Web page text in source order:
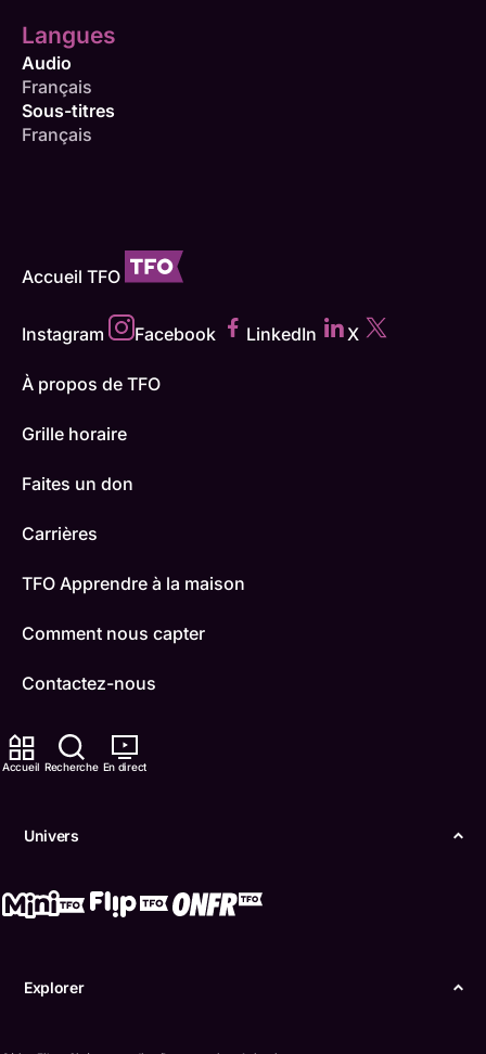
Accueil Recherche En direct
Univers
Explorer
Langues
Audio
Français
Sous-titres
Français
Accueil TFO
Instagram Facebook LinkedIn X
À propos de TFO
Grille horaire
Faites un don
Carrières
TFO Apprendre à la maison
Comment nous capter
Contactez-nous
ONFR
Boukili
Confidentialité